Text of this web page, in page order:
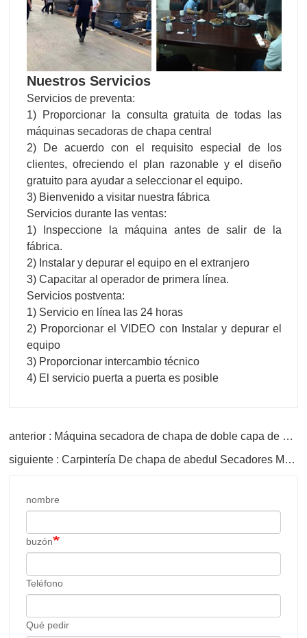
Nuestros Servicios
Servicios de preventa:
1) Proporcionar la consulta gratuita de todas las
máquinas secadoras de chapa central
2) De acuerdo con el requisito especial de los
clientes, ofreciendo el plan razonable y el diseño
gratuito para ayudar a seleccionar el equipo.
3) Bienvenido a visitar nuestra fábrica
Servicios durante las ventas:
1) Inspeccione la máquina antes de salir de la
fábrica.
2) Instalar y depurar el equipo en el extranjero
3) Capacitar al operador de primera línea.
Servicios postventa:
1) Servicio en línea las 24 horas
2) Proporcionar el VIDEO con Instalar y depurar el
equipo
3) Proporcionar intercambio técnico
4) El servicio puerta a puerta es posible
anterior : Máquina secadora de chapa de doble capa de madera
siguiente : Carpintería De chapa de abedul Secadores Máquina Especial
nombre
buzón
Teléfono
Qué pedir